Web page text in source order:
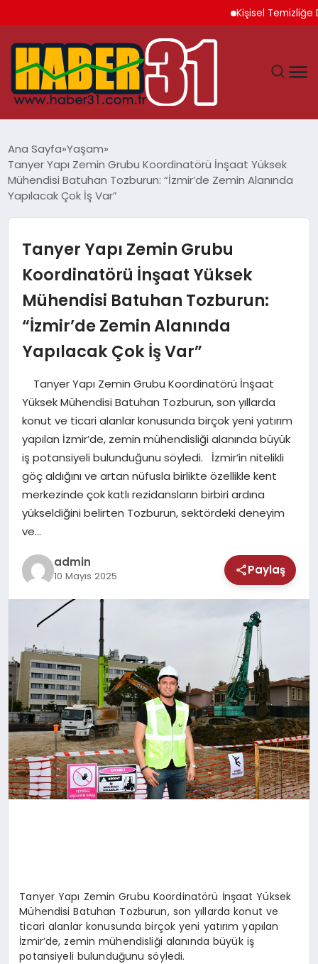
Kişisel Temizliğe
HATAY
EKONOMI
GÜNDEM
MAGAZIN
SAĞLIK
TEKNOLOJI
Ana Sayfa Yaşam
Tanyer Yapı Zemin Grubu Koordinatörü İnşaat Yüksek
Mühendisi Batuhan Tozburun: “İzmir’de Zemin Alanında
Yapılacak Çok İş Var”
Tanyer Yapı Zemin Grubu
Koordinatörü İnşaat Yüksek
Mühendisi Batuhan Tozburun:
“İzmir’de Zemin Alanında
Yapılacak Çok İş Var”
Tanyer Yapı Zemin Grubu Koordinatörü İnşaat
Yüksek Mühendisi Batuhan Tozburun, son yıllarda
konut ve ticari alanlar konusunda birçok yeni yatırım
yapılan İzmir’de, zemin mühendisliği alanında büyük
iş potansiyeli bulunduğunu söyledi. İzmir’in nitelikli
göç aldığını ve artan nüfusla birlikte özellikle kent
merkezinde çok katlı rezidansların birbiri ardına
yükseldiğini belirten Tozburun, sektördeki deneyim
ve…
admin
10 Mayıs 2025 Paylaş
Tanyer Yapı Zemin Grubu Koordinatörü İnşaat Yüksek
Mühendisi Batuhan Tozburun, son yıllarda konut ve
ticari alanlar konusunda birçok yeni yatırım yapılan
İzmir’de, zemin mühendisliği alanında büyük iş
potansiyeli bulunduğunu söyledi.